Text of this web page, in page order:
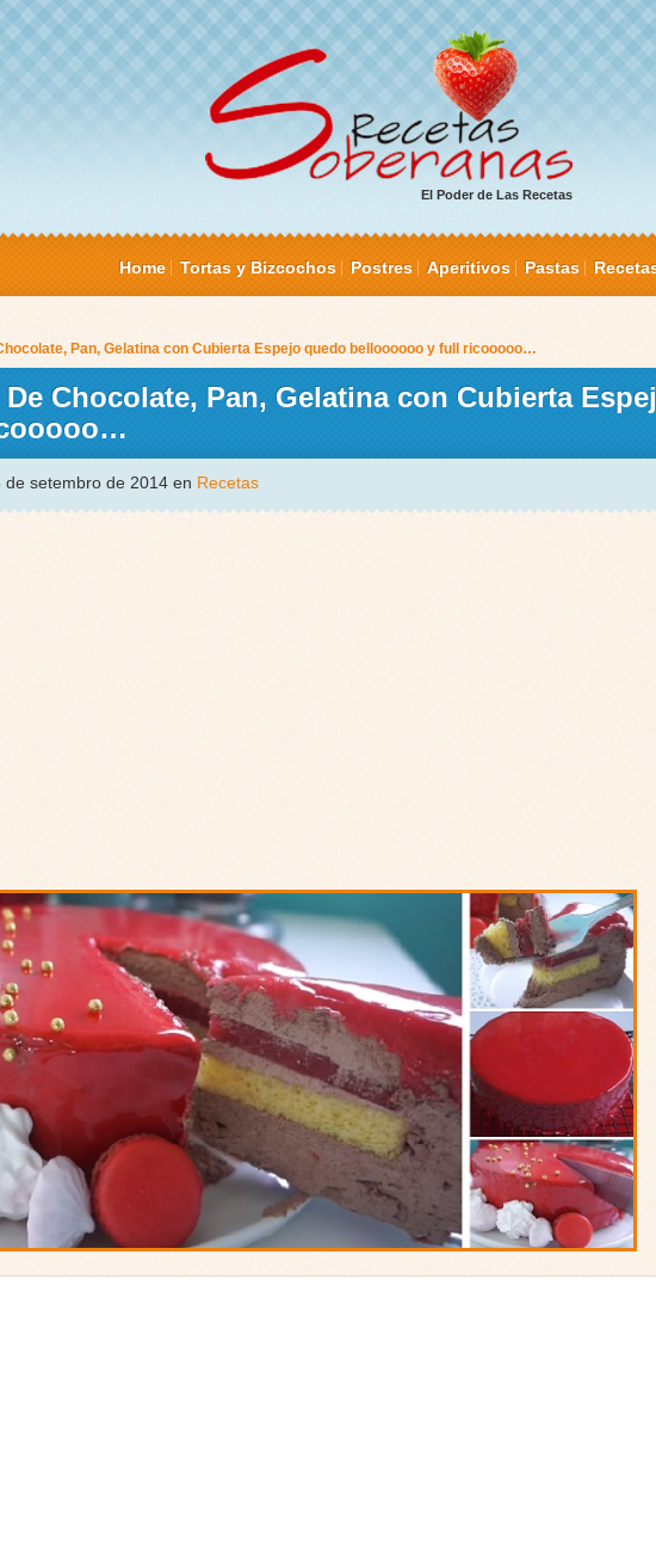
El Poder de Las Recetas
Home Tortas y Bizcochos Postres Aperitivos Pastas
Pan, Gelatina con Cubierta Espejo quedo belloooooo y full ricooooo…
Chocolate, Pan, Gelatina con Cubierta
de setembro de 2014 en Recetas